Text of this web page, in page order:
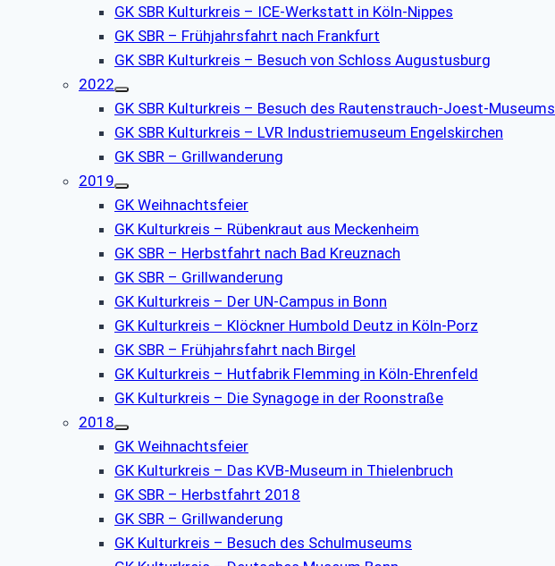
GK SBR Kulturkreis – ICE-Werkstatt in Köln-Nippes
GK SBR – Frühjahrsfahrt nach Frankfurt
GK SBR Kulturkreis – Besuch von Schloss Augustusburg
2022
GK SBR Kulturkreis – Besuch des Rautenstrauch-Joest-Museums
GK SBR Kulturkreis – LVR Industriemuseum Engelskirchen
GK SBR – Grillwanderung
2019
GK Weihnachtsfeier
GK Kulturkreis – Rübenkraut aus Meckenheim
GK SBR – Herbstfahrt nach Bad Kreuznach
GK SBR – Grillwanderung
GK Kulturkreis – Der UN-Campus in Bonn
GK Kulturkreis – Klöckner Humbold Deutz in Köln-Porz
GK SBR – Frühjahrsfahrt nach Birgel
GK Kulturkreis – Hutfabrik Flemming in Köln-Ehrenfeld
GK Kulturkreis – Die Synagoge in der Roonstraße
2018
GK Weihnachtsfeier
GK Kulturkreis – Das KVB-Museum in Thielenbruch
GK SBR – Herbstfahrt 2018
GK SBR – Grillwanderung
GK Kulturkreis – Besuch des Schulmuseums